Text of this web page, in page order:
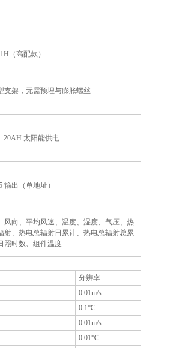
（高配款）
支架，无需预埋与膨胀螺丝
20AH 太阳能供电
输出（单地址）
风向、平均风速、温度、湿度、气压、热
射、热电总辐射日累计、热电总辐射总累
照时数、组件温度
分辨率
0.01m/s
0.1℃
0.01m/s
0.01℃